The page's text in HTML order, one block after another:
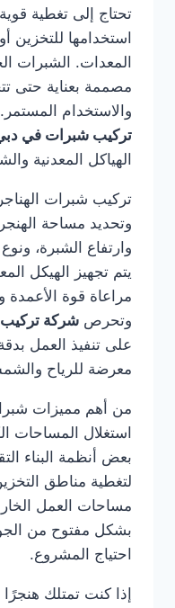
تحتاج إلى تغطية
استخدامها للتخزين
المعدات. الشبرات
مصممة بعناية حتى
والاستخدام
تركيب شبرات في
الهياكل المعدنية
تركيب شبرات الهناجر
وتحديد مساحة
وارتفاع الشبرة،
يتم تجهيز الهيكل
مراعاة قوة الأعمدة
وتحرص شركة
على تنفيذ العمل
معرضة للرياح
من أهم مميزات
استغلال المساحات
بعض أنظمة البناء
لتغطية مناطق
مساحات العمل
بشكل مفتوح من
احتياج المشروع.
إذا كنت تمتلك